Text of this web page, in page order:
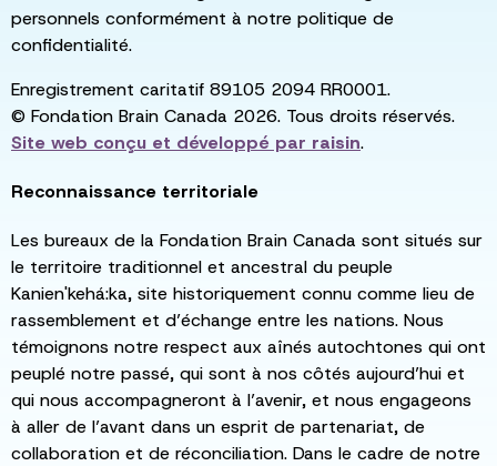
personnels conformément à notre politique de
confidentialité.
Enregistrement caritatif 89105 2094 RR0001.
© Fondation Brain Canada 2026. Tous droits réservés.
Site web conçu et développé par raisin.
Reconnaissance territoriale
Les bureaux de la Fondation Brain Canada sont situés sur
le territoire traditionnel et ancestral du peuple
Kanien'kehá:ka, site historiquement connu comme lieu de
rassemblement et d’échange entre les nations. Nous
témoignons notre respect aux aînés autochtones qui ont
peuplé notre passé, qui sont à nos côtés aujourd’hui et
qui nous accompagneront à l’avenir, et nous engageons
à aller de l’avant dans un esprit de partenariat, de
collaboration et de réconciliation. Dans le cadre de notre